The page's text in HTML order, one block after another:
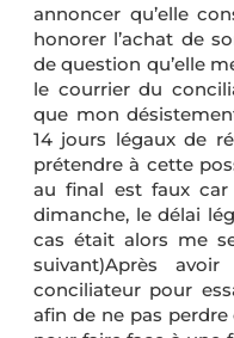
annoncer qu’elle
honorer l’achat de
de question qu’elle
le courrier du
que mon
14 jours légaux de
prétendre à cette
au final est faux
dimanche, le délai
cas était alors me
suivant)Après
conciliateur pour
afin de ne pas